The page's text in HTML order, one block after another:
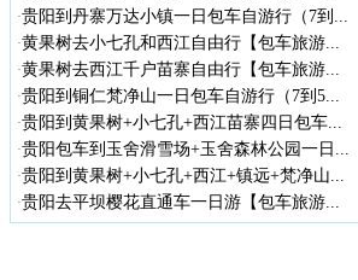
·贵阳到丹寨万达小镇一日包车自游行（7到...
·黄果树去小七孔和西江自由行【包车旅游...
·黄果树去西江千户苗寨自由行【包车旅游...
·贵阳到铜仁梵净山一日包车自游行（7到5...
·贵阳到黄果树+小七孔+西江苗寨四日包车...
·贵阳包车到玉舍滑雪场+玉舍森林公园一日...
·贵阳到黄果树+小七孔+西江+镇远+梵净山...
·贵阳去平坝樱花直通车一日游【包车旅游...